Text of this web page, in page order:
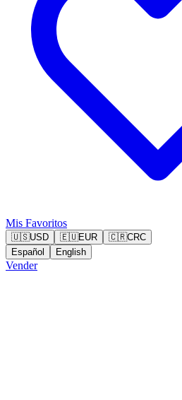
Mis Favoritos
🇺🇸USD 🇪🇺EUR 🇨🇷CRC
Español
English
Vender